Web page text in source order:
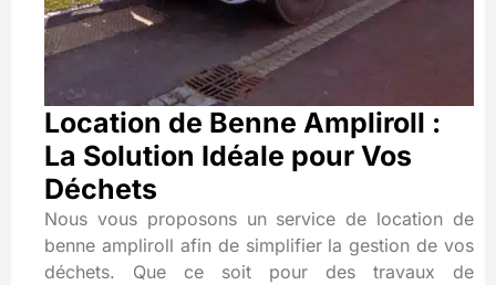
Location de Benne Ampliroll :
La Solution Idéale pour Vos
Déchets
Nous vous proposons un service de location de
benne ampliroll afin de simplifier la gestion de vos
déchets. Que ce soit pour des travaux de